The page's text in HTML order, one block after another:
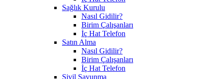
Sağlık Kurulu
Nasıl Gidilir?
Birim Çalışanları
İç Hat Telefon
Satın Alma
Nasıl Gidilir?
Birim Çalışanları
İç Hat Telefon
Sivil Savunma